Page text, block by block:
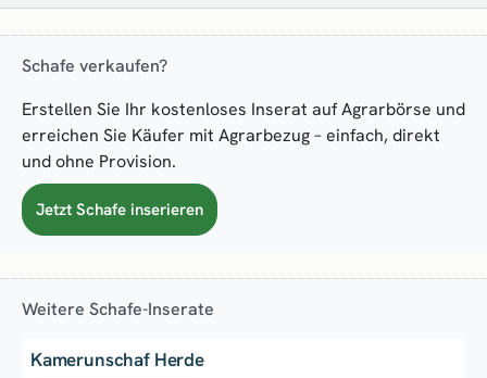
Schafe verkaufen?
Erstellen Sie Ihr kostenloses Inserat auf Agrarbörse und
erreichen Sie Käufer mit Agrarbezug – einfach, direkt
und ohne Provision.
Jetzt Schafe inserieren
Weitere Schafe-Inserate
Kamerunschaf Herde